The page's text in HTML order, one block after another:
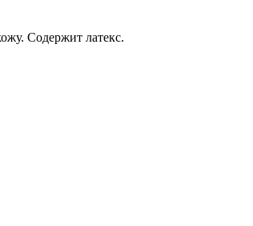
Содержит латекс.